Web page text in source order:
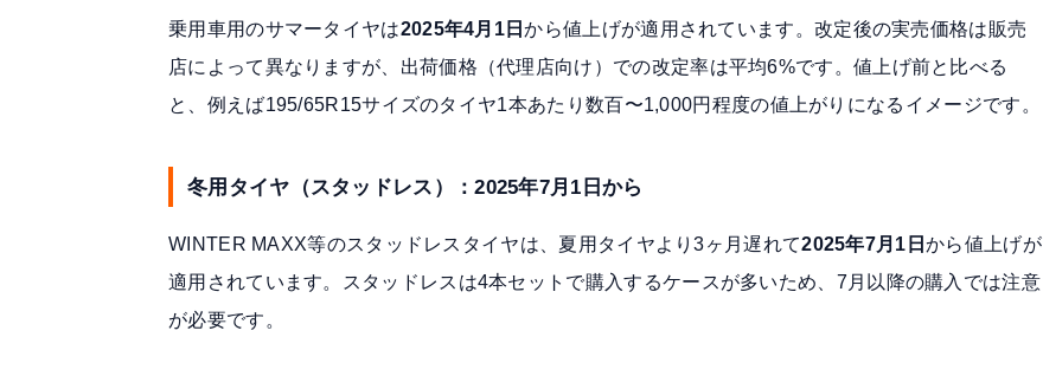
乗用車用のサマータイヤは2025年4月1日から値上げが適用されています。改定後の実売価格は販売
店によって異なりますが、出荷価格（代理店向け）での改定率は平均6%です。値上げ前と比べる
と、例えば195/65R15サイズのタイヤ1本あたり数百〜1,000円程度の値上がりになるイメージです。
冬用タイヤ（スタッドレス）：2025年7月1日から
WINTER MAXX等のスタッドレスタイヤは、夏用タイヤより3ヶ月遅れて2025年7月1日 から値上げが
適用されています。スタッドレスは4本セットで購入するケースが多いため、7月以降の購入では注意
が必要です。